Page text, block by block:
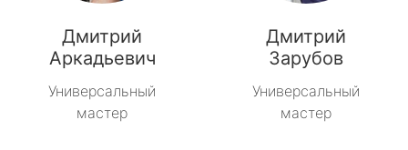
Дмитрий
Аркадьевич
Универсальный
мастер
Дмитрий
Зарубов
Универсальный
мастер